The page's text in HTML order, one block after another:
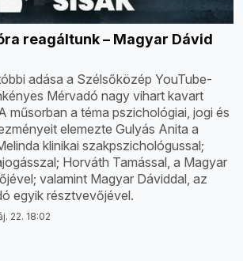
reagáltunk – Magyar Dávid
adása a Szélsőközép YouTube-
Mérvadó nagy vihart kavart
műsorban a téma pszichológiai, jogi és
elemezte Gulyás Anita a
klinikai szakpszichológussal;
Horváth Tamással, a Magyar
valamint Magyar Dáviddal, az
egyik résztvevőjével.
22. 18:02